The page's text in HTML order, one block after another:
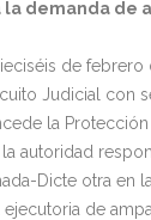
demanda de
de febrero
Judicial con
la
autoridad
Dicte otra en
de